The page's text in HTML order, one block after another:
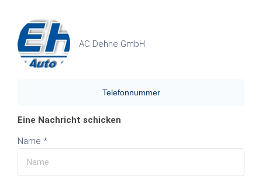
AC Dehne GmbH
Telefonnummer
Eine Nachricht schicken
Name *